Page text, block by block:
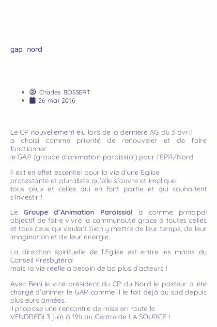
gap nord
Charles BOSSERT
26 mai 2016
Le CP nouvellement élu lors de la dernière AG du 3 avril
a choisi comme priorité de renouveler et de faire
fonctionner
le GAP (groupe d’animation paroissial) pour l’EPR/Nord
Il est en effet essentiel pour la vie d’une Eglise
protestante et pluraliste qu’elle s’ouvre et implique
tous ceux et celles qui en font partie et qui souhaitent
s’investir !
Le Groupe d’Animation Paroissial a comme principal
objectif de faire vivre la communauté grace à toutes celles
et tous ceux qui veulent bien y mettre de leur temps, de leur
imagination et de leur énergie.
La direction spirituelle de l’Eglise est entre les mains du
Conseil Presbytéral
mais la vie réelle a besoin de bp plus d’acteurs !
Avec Béni le vice-président du CP du Nord le pasteur a été
chargé d’animer le GAP comme il le fait déjà au sud depuis
plusieurs années.
il propose une rencontre de mise en route le
VENDREDI 3 juin à 19h au Centre de LA SOURCE !